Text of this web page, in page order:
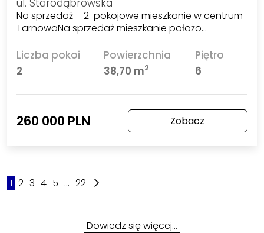
ul. Starodąbrowska
Na sprzedaż – 2-pokojowe mieszkanie w centrum
TarnowaNa sprzedaż mieszkanie położo…
Liczba pokoi
2
Powierzchnia
38,70 m2
Piętro
6
260 000 PLN Zobacz
1 2 3 4 5 ... 22
Dowiedz się więcej…